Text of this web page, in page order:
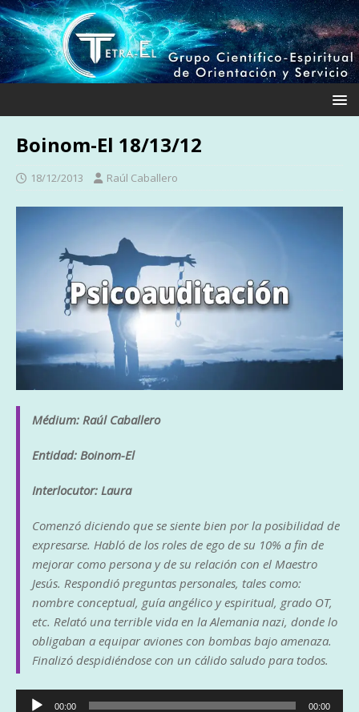
Boinom-El 18/13/12
18/12/2013 Raúl Caballero
Médium: Raúl Caballero
Entidad: Boinom-El
Interlocutor: Laura
Comenzó diciendo que se siente bien por la posibilidad de
expresarse. Habló de los roles de ego de su 10% a fin de
mejorar como persona y de su relación con el Maestro
Jesús. Respondió preguntas personales, tales como:
nombre conceptual, guía angélico y espiritual, grado OT,
etc. Relató una terrible vida en la Alemania nazi, donde lo
obligaban a equipar aviones con bombas bajo amenaza.
Finalizó despidiéndose con un cálido saludo para todos.
Reproductor
00:00 00:00